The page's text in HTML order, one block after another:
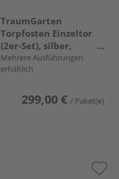
TraumGarten
Torpfosten Einzeltor
(2er-Set), silber,
aufschraub.
8x8x105cm
Mehrere Ausführungen
erhältlich
299,00 € / Paket(e)